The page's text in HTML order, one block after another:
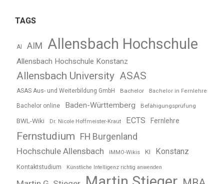
TAGS
AI AIM Allensbach Hochschule
Allensbach Hochschule Konstanz
Allensbach University ASAS
ASAS Aus- und Weiterbildung GmbH Bachelor Bachelor in Fernlehre
Bachelor online Baden-Württemberg Befähigungsprüfung
BWL-Wiki Dr. Nicole Hoffmeister-Kraut ECTS Fernlehre
Fernstudium FH Burgenland
Hochschule Allensbach
IMMO-Wikis KI Konstanz
Kontaktstudium Künstliche Intelligenz richtig anwenden